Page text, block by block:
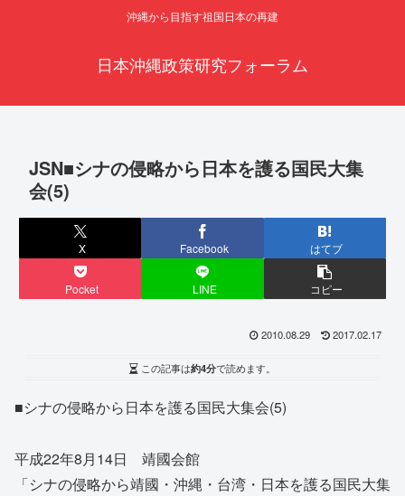
沖縄から目指す祖国日本の再建
日本沖縄政策研究フォーラム
JSN■シナの侵略から日本を護る国民大集
会(5)
X Facebook はてブ
Pocket LINE コピー
2010.08.29 2017.02.17
この記事は約4分で読めます。
■シナの侵略から日本を護る国民大集会(5)
平成22年8月14日 靖國会館
「シナの侵略から靖國・沖縄・台湾・日本を護る国民大集